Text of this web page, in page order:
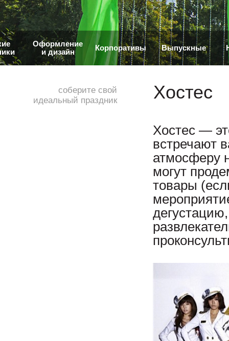
Оформление
и дизайн
Корпоративы Выпускные
Хостес
соберите свой
идеальный праздник
Хостес —
встречают
атмосферу
могут
товары